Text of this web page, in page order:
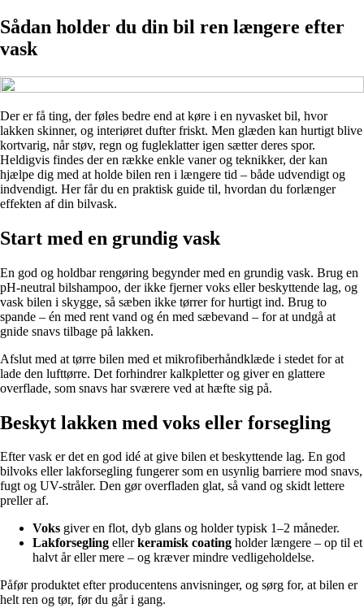
Sådan holder du din bil ren længere efter
vask
Der er få ting, der føles bedre end at køre i en nyvasket bil, hvor
lakken skinner, og interiøret dufter friskt. Men glæden kan hurtigt blive
kortvarig, når støv, regn og fugleklatter igen sætter deres spor.
Heldigvis findes der en række enkle vaner og teknikker, der kan
hjælpe dig med at holde bilen ren i længere tid – både udvendigt og
indvendigt. Her får du en praktisk guide til, hvordan du forlænger
effekten af din bilvask.
Start med en grundig vask
En god og holdbar rengøring begynder med en grundig vask. Brug en
pH-neutral bilshampoo, der ikke fjerner voks eller beskyttende lag, og
vask bilen i skygge, så sæben ikke tørrer for hurtigt ind. Brug to
spande – én med rent vand og én med sæbevand – for at undgå at
gnide snavs tilbage på lakken.
Afslut med at tørre bilen med et mikrofiberhåndklæde i stedet for at
lade den lufttørre. Det forhindrer kalkpletter og giver en glattere
overflade, som snavs har sværere ved at hæfte sig på.
Beskyt lakken med voks eller forsegling
Efter vask er det en god idé at give bilen et beskyttende lag. En god
bilvoks eller lakforsegling fungerer som en usynlig barriere mod snavs,
fugt og UV-stråler. Den gør overfladen glat, så vand og skidt lettere
preller af.
Voks giver en flot, dyb glans og holder typisk 1–2 måneder.
Lakforsegling ellerkeramisk coating holder længere – op til et
halvt år eller mere – og kræver mindre vedligeholdelse.
Påfør produktet efter producentens anvisninger, og sørg for, at bilen er
helt ren og tør, før du går i gang.